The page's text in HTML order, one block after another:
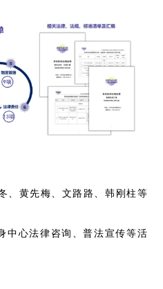
、黄先梅、文路路、韩刚柱等
中心法律咨询、普法宣传等活